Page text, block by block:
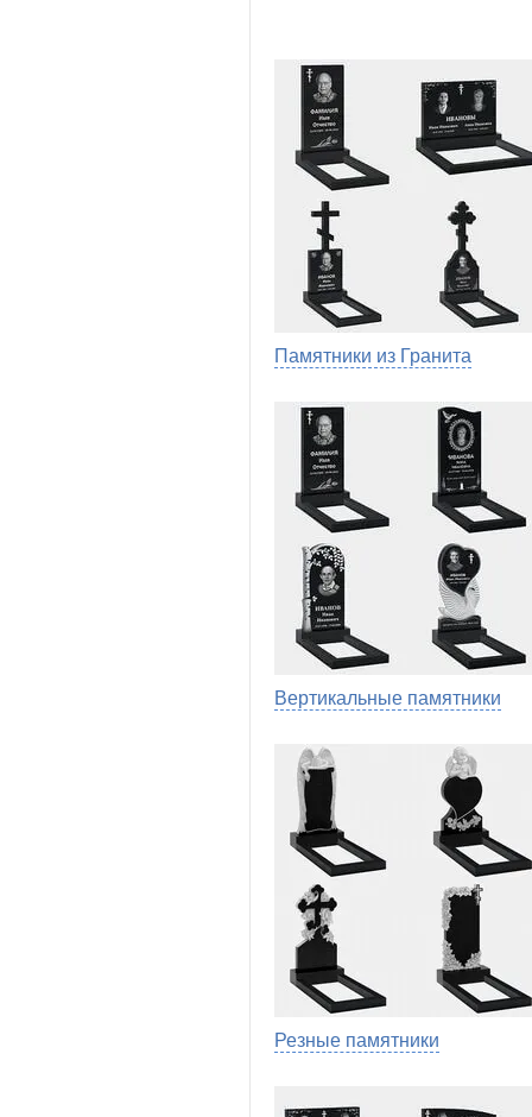
Памятники из Гранита
Вертикальные памятники
Резные памятники